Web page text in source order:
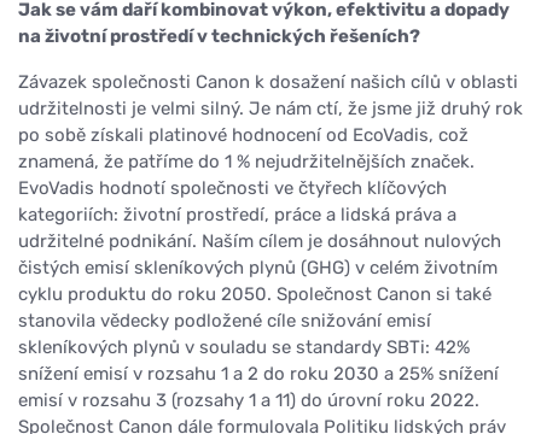
Jak se vám daří kombinovat výkon, efektivitu a dopady
na životní prostředí v technických řešeních?
Závazek společnosti Canon k dosažení našich cílů v oblasti
udržitelnosti je velmi silný. Je nám ctí, že jsme již druhý rok
po sobě získali platinové hodnocení od EcoVadis, což
znamená, že patříme do 1 % nejudržitelnějších značek.
EvoVadis hodnotí společnosti ve čtyřech klíčových
kategoriích: životní prostředí, práce a lidská práva a
udržitelné podnikání. Naším cílem je dosáhnout nulových
čistých emisí skleníkových plynů (GHG) v celém životním
cyklu produktu do roku 2050. Společnost Canon si také
stanovila vědecky podložené cíle snižování emisí
skleníkových plynů v souladu se standardy SBTi: 42%
snížení emisí v rozsahu 1 a 2 do roku 2030 a 25% snížení
emisí v rozsahu 3 (rozsahy 1 a 11) do úrovní roku 2022.
Společnost Canon dále formulovala Politiku lidských práv